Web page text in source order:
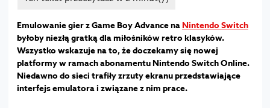
Emulowanie gier z Game Boy Advance na Nintendo Switch
byłoby niezłą gratką dla miłośników retro klasyków.
Wszystko wskazuje na to, że doczekamy się nowej
platformy w ramach abonamentu Nintendo Switch Online.
Niedawno do sieci trafiły zrzuty ekranu przedstawiające
interfejs emulatora i związane z nim prace.